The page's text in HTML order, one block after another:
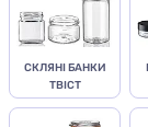
СКЛЯНІ БАНКИ
ТВІСТ